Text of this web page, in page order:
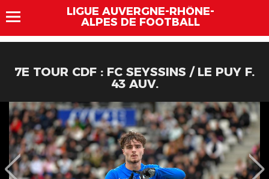
LIGUE AUVERGNE-RHÔNE-
ALPES DE FOOTBALL
7E TOUR CDF : FC SEYSSINS / LE PUY F.
43 AUV.